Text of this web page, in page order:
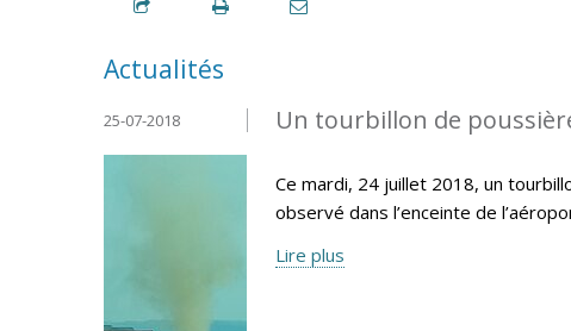
Actualités
Un tourbillon de
25-07-2018
Ce mardi, 24 juillet 2018, un
observé dans l’enceinte de
Lire plus